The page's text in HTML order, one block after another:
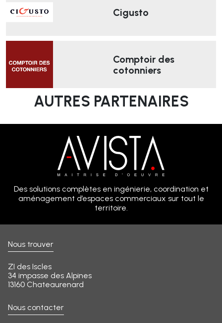
Cigusto
Comptoir des
cotonniers
AUTRES PARTENAIRES
Des solutions complètes en ingénierie, coordination et
aménagement d’espaces commerciaux sur tout le
territoire.
Nous trouver
ZI des Iscles
34 impasse des Alpines
13160 Chateaurenard
Nous contacter